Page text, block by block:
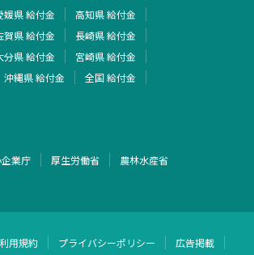
媛県 給付金
高知県 給付金
賀県 給付金
長崎県 給付金
分県 給付金
宮崎県 給付金
沖縄県 給付金
全国 給付金
業庁 厚生労働省 農林水産省
用規約 プライバシーポリシー 広告掲載